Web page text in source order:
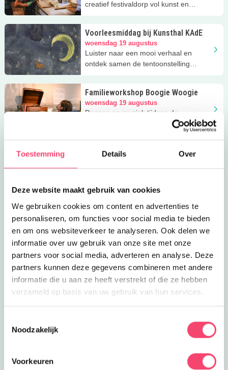
Toestemming Details Over
Deze website maakt gebruik van cookies
We gebruiken cookies om content en advertenties te
personaliseren, om functies voor social media te bieden
en om ons websiteverkeer te analyseren. Ook delen we
informatie over uw gebruik van onze site met onze
partners voor social media, adverteren en analyse. Deze
partners kunnen deze gegevens combineren met andere
informatie die u aan ze heeft verstrekt of die ze hebben
verzameld op basis van uw gebruik van hun services.
Noodzakelijk
Voorkeuren
creatief festivaldorp vol kunst en
Voorleesmiddag bij Kunsthal KAdE
woensdag 19 augustus
Luister naar een mooi verhaal en
ontdek samen de tentoonstelling
Familieworkshop Boogie Woogie
woensdag 19 augustus
Dansen op muziek tijdens de
Hilversum Zomerspecial | uitjes met
Zomervakantie bij Cultura Ede
woensdag 19 augustus
Ontdek deze zomer het complete
vakantieprogramma van Cultura Ede
met workshops, kinderfilms en
Future Village – Bouwdorp voor
jongeren
vrijdag 21 augustus
Kom het bos om toveren tot een
Kinderworkshop: Maak je draakje
Amersfoort en ga creatief aan de slag
Sluiten